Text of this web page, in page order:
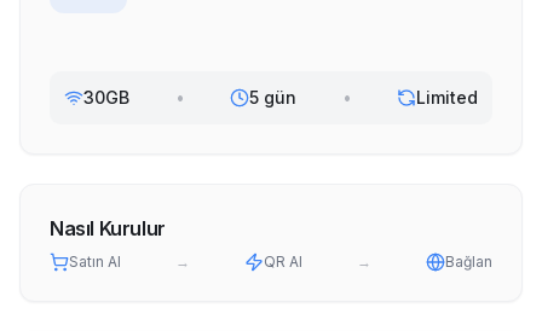
30GB • 5 gün • Limited
Nasıl Kurulur
Satın Al → QR Al → Bağlan